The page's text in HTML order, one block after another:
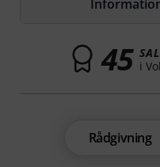
45 i
Rådgivning